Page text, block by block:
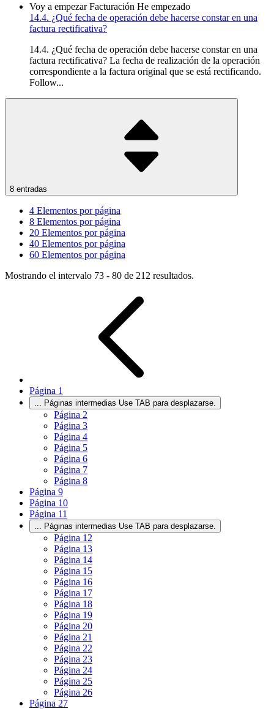
Voy a empezar Facturación He empezado
14.4. ¿Qué fecha de operación debe hacerse constar en una
factura rectificativa?
14.4. ¿Qué fecha de operación debe hacerse constar en una
factura rectificativa? La fecha de realización de la operación
correspondiente a la factura original que se está rectificando.
Follow...
8 entradas
4 Elementos por página
8 Elementos por página
20 Elementos por página
40 Elementos por página
60 Elementos por página
Mostrando el intervalo 73 - 80 de 212 resultados.
Página 1
Páginas intermedias Use TAB para desplazarse.
Página 2
Página 3
Página 4
Página 5
Página 6
Página 7
Página 8
Página 9
Página 10
Página 11
Páginas intermedias Use TAB para desplazarse.
Página 12
Página 13
Página 14
Página 15
Página 16
Página 17
Página 18
Página 19
Página 20
Página 21
Página 22
Página 23
Página 24
Página 25
Página 26
Página 27